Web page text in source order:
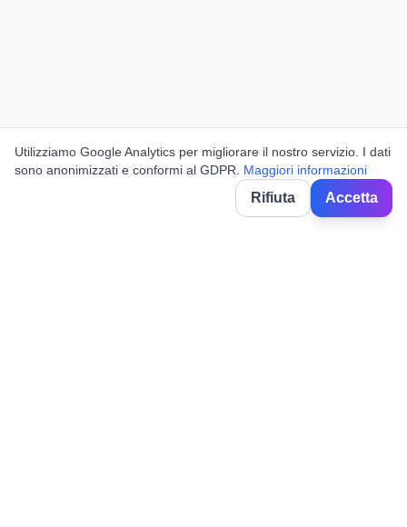
Utilizziamo Google Analytics per migliorare il nostro servizio. I dati
sono anonimizzati e conformi al GDPR.
Maggiori informazioni
Rifiuta Accetta